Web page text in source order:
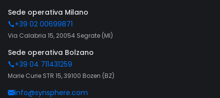
Sede operativa Milano
+39 02 00699871
Via Calabria 15, 20054 Segrate (MI)
Sede operativa Bolzano
+39 04 711431259
Marie Curie STR 15, 39100 Bozen (BZ)
info@synsphere.com